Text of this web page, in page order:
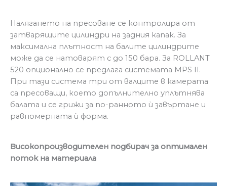
Налягането на пресоване се контролира от
затварящите цилиндри на задния капак. За
максимална плътност на балите цилиндрите
може да се натоварят с до 150 бара. За ROLLANT
520 опционално се предлага системата MPS II.
При тази система три от валците в камерата
са пресоващи, което допълнително уплътнява
балата и се грижи за по-ранното ѝ завъртане и
равномерната ѝ форма.
Високопроизводителен подбирач за оптимален
поток на материала